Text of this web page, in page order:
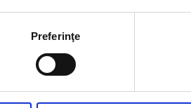
Preferinţe
insuportabile